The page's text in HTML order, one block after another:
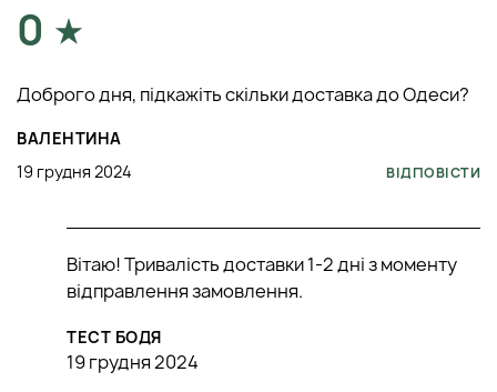
0
Доброго дня, підкажіть скільки доставка до Одеси?
ВАЛЕНТИНА
19 грудня 2024
ВІДПОВІСТИ
Вітаю! Тривалість доставки 1-2 дні з моменту
відправлення замовлення.
ТЕСТ БОДЯ
19 грудня 2024